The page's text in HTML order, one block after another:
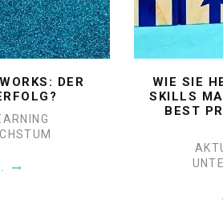
DER
WIE SIE
SKILLS
BEST